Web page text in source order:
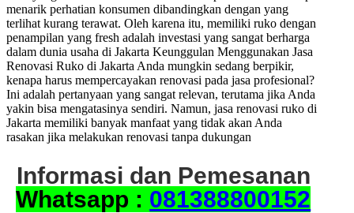
menarik perhatian konsumen dibandingkan dengan yang
terlihat kurang terawat. Oleh karena itu, memiliki ruko dengan
penampilan yang fresh adalah investasi yang sangat berharga
dalam dunia usaha di Jakarta Keunggulan Menggunakan Jasa
Renovasi Ruko di Jakarta Anda mungkin sedang berpikir,
kenapa harus mempercayakan renovasi pada jasa profesional?
Ini adalah pertanyaan yang sangat relevan, terutama jika Anda
yakin bisa mengatasinya sendiri. Namun, jasa renovasi ruko di
Jakarta memiliki banyak manfaat yang tidak akan Anda
rasakan jika melakukan renovasi tanpa dukungan
Informasi dan Pemesanan
Whatsapp : 081388800152